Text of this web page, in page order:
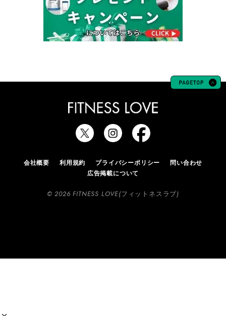
会社概要 利用規約 プライバシーポリシー
問い合わせ
広告掲載について
© 2026 FITNESS LOVE(フィットネスラブ)